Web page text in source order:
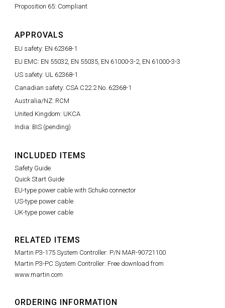
Proposition 65: Compliant
APPROVALS
EU safety: EN 62368-1
EU EMC: EN 55032, EN 55035, EN 61000-3-2, EN 61000-3-3
US safety: UL 62368-1
Canadian safety: CSA C22.2 No. 62368-1
Australia/NZ: RCM
United Kingdom: UKCA
India: BIS (pending)
INCLUDED ITEMS
Safety Guide
Quick Start Guide
EU-type power cable with Schuko connector
US-type power cable
UK-type power cable
RELATED ITEMS
Martin P3-175 System Controller: P/N MAR-90721100
Martin P3-PC System Controller: Free download from
www.martin.com
ORDERING INFORMATION